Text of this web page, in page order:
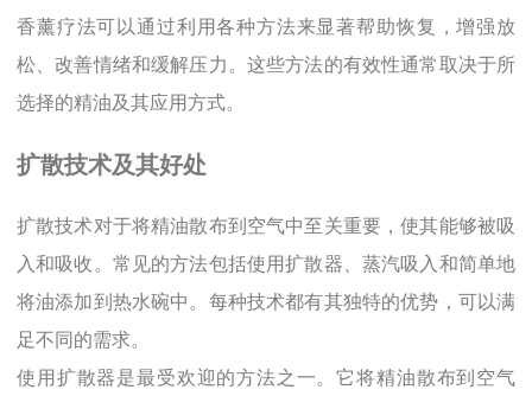
香薰疗法可以通过利用各种方法来显著帮助恢复，增强放
松、改善情绪和缓解压力。这些方法的有效性通常取决于所
选择的精油及其应用方式。
扩散技术及其好处
扩散技术对于将精油散布到空气中至关重要，使其能够被吸
入和吸收。常见的方法包括使用扩散器、蒸汽吸入和简单地
将油添加到热水碗中。每种技术都有其独特的优势，可以满
足不同的需求。
使用扩散器是最受欢迎的方法之一。它将精油散布到空气